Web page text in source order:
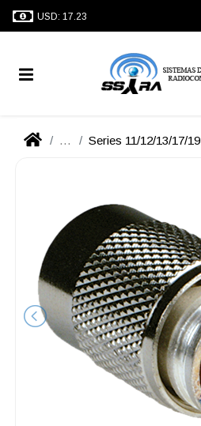
USD: 17.23
... Series 11/12/13/17/19